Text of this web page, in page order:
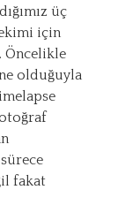
üç
için
Öncelikle
olduğuyla
fakat